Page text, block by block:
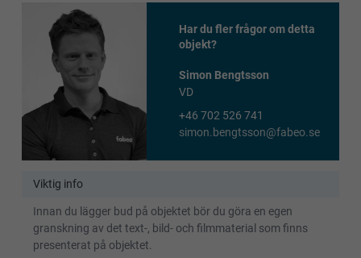
Har du fler frågor om detta
objekt?
Simon Bengtsson
VD
+46 702 526 741
simon.bengtsson@fabeo.se
Viktig info
Innan du lägger bud på objektet bör du göra en egen
granskning av det text-, bild- och filmmaterial som finns
presenterat på objektet.